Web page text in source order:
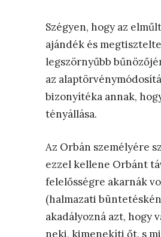
Szégyen, hogy az
ajándék és
legszörnyűbb
az
bizonyítéka annak,
tényállása.
Az Orbán személyére
ezzel kellene Orbánt
felelősségre akarnák
(halmazati
akadályozná azt, hogy
neki, kimenekíti őt, s